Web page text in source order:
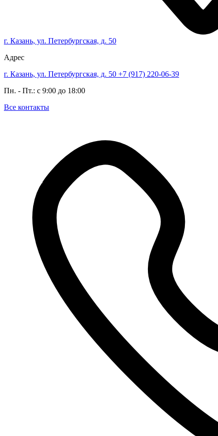
г. Казань, ул. Петербургская, д. 50
Адрес
г. Казань, ул. Петербургская, д. 50 +7 (917) 220-06-39
Пн. - Пт.: с 9:00 до 18:00
Все контакты